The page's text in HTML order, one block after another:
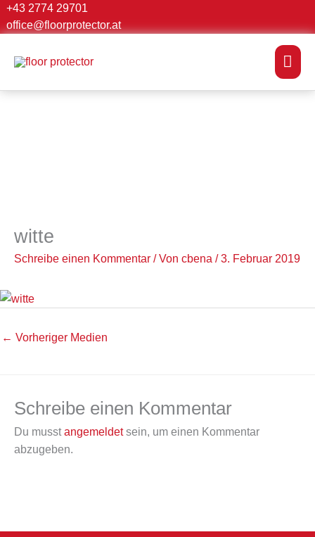
Zum
Inhalt
+43 2774 29701
office@floorprotector.at
witte
Schreibe einen Kommentar / Von cbena /3. Februar 2019
← Vorheriger Medien
Schreibe einen Kommentar
Du musstangemeldetsein, um einen Kommentar
abzugeben.
Suchen …